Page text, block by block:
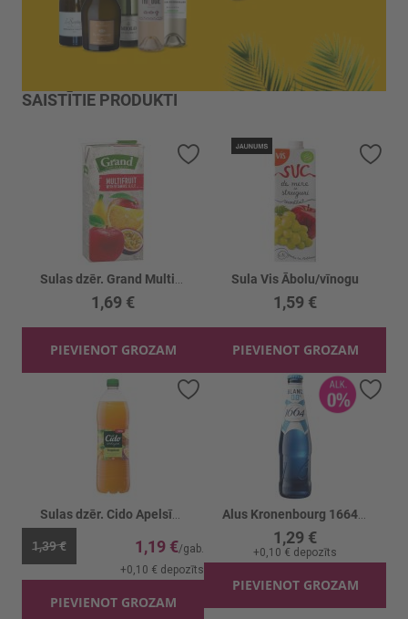
SAISTĪTIE PRODUKTI
1,69 €
PIEVIENOT GROZAM
Pievienot vēlmju sarakstam
Sula Vis Ābolu/vīnogu
1,59 €
PIEVIENOT GROZAM
1,39 € 1,19 €
+0,10 € depozīts
PIEVIENOT GROZAM
Pievienot vēlmju sarakstam
1,29 €
+0,10 € depozīts
PIEVIENOT GROZAM